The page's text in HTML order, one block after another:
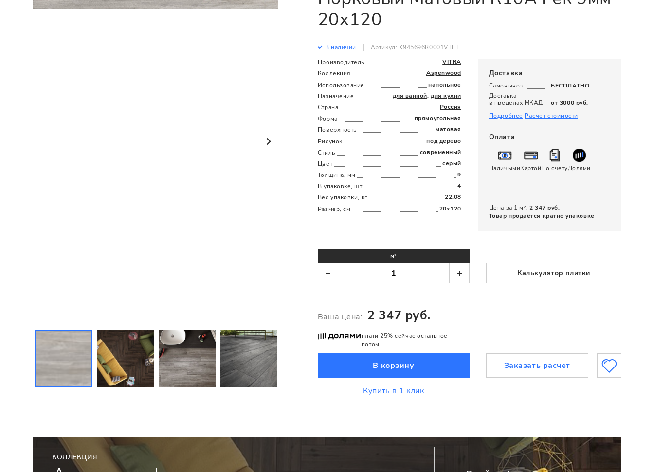
Для кухни
Все
Все
120 x 280
Посмотреть всю мозаику
20x120
В наличии
Артикул: K945696R0001VTET
Производитель
VITRA
Коллекция
Aspenwood
Использование
напольное
Назначение
для ванной, для кухни
Страна
Россия
Форма
прямоугольная
Поверхность
матовая
Рисунок
под дерево
Стиль
современный
Цвет
серый
Толщина, мм
9
В упаковке, шт
4
Вес упаковки, кг
22.08
Размер, см
20x120
Доставка
Самовывоз
БЕСПЛАТНО.
Доставка
в пределах МКАД
от 3000 руб.
Подробнее Расчет стоимости
Оплата
НаличымиКартойПо счетуДолями
Цена за 1 м²: 2 347 руб.
Товар продаётся кратно упаковке
м²
Калькулятор плитки
Ваша цена: 2 347 руб.
плати 25% сейчас остальное
потом
В корзину
Купить в 1 клик
Заказать расчет
КОЛЛЕКЦИЯ